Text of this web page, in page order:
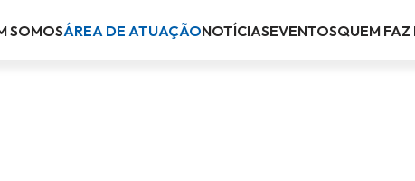
SOMOSÁREA DE ATUAÇÃONOTÍCIASEVENTOSQUEM FAZ